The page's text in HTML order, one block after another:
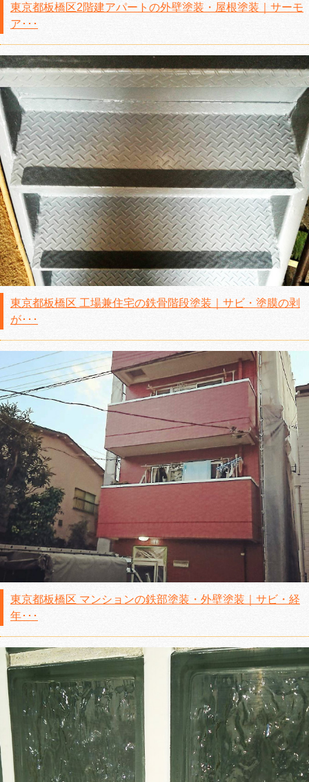
東京都板橋区2階建アパートの外壁塗装・屋根塗装｜サーモ
ア･･･
東京都板橋区 工場兼住宅の鉄骨階段塗装｜サビ・塗膜の剥
が･･･
東京都板橋区 マンションの鉄部塗装・外壁塗装｜サビ・経
年･･･